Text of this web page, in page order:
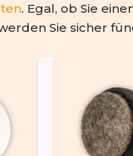
. Egal, ob Sie
Sie sicher